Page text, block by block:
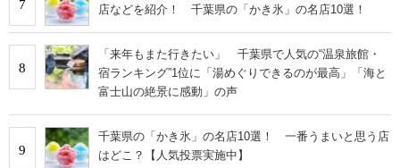
7 店などを紹介！ 千葉県の「かき氷」の名店10選！
8
「来年もまた行きたい」 千葉県で人気の“温泉旅館・
宿ランキング”1位に「湯めぐりできるのが最高」「海と
富士山の絶景に感動」の声
9
千葉県の「かき氷」の名店10選！ 一番うまいと思う店
はどこ？【人気投票実施中】